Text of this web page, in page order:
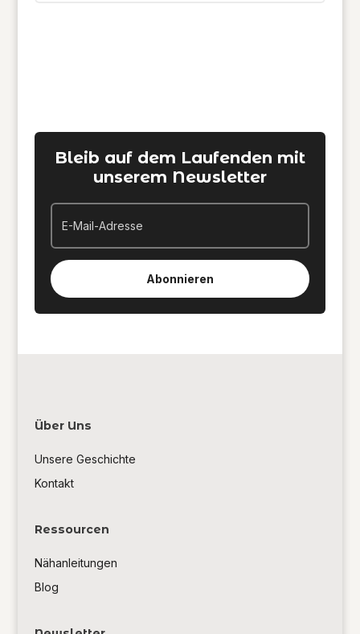
Bleib auf dem Laufenden mit
unserem Newsletter
Abonnieren
Über Uns
Unsere Geschichte
Kontakt
Ressourcen
Nähanleitungen
Blog